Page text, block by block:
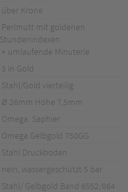
über Krone
Perlmutt mit goldenen
Stundenindexen
+ umlaufende Minuterie
3 in Gold
Stahl/Gold vierteilig
Ø 26mm Höhe 7,5mm
Omega Saphier
Omega Gelbgold 750GG
Stahl Druckboden
nein, wassergeschützt 5 bar
Stahl/ Gelbgold Band 6552/864